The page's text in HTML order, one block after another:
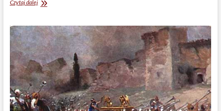
Czytaj dalejCrazy
Wrocławiu!
Teatralna
atrakcja
dla
wolnomyślicieli